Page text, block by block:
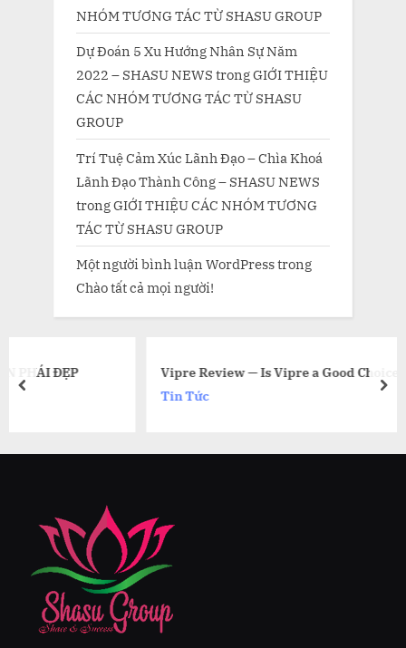
NHÓM TƯƠNG TÁC TỪ SHASU GROUP
Dự Đoán 5 Xu Hướng Nhân Sự Năm
2022 – SHASU NEWS trongGIỚI THIỆU
CÁC NHÓM TƯƠNG TÁC TỪ SHASU
GROUP
Trí Tuệ Cảm Xúc Lãnh Đạo – Chìa Khoá
Lãnh Đạo Thành Công – SHASU NEWS
trongGIỚI THIỆU CÁC NHÓM TƯƠNG
TÁC TỪ SHASU GROUP
Một người bình luận WordPresstrong
Chào tất cả mọi người!
Vipre Review — Is Vipre a Good Choice?
prev